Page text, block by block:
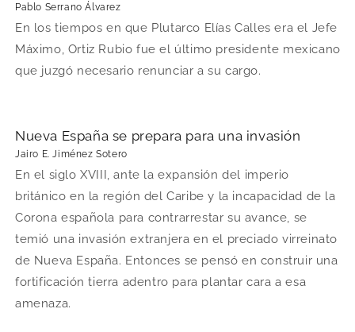
Pablo Serrano Álvarez
En los tiempos en que Plutarco Elías Calles era el Jefe
Máximo, Ortiz Rubio fue el último presidente mexicano
que juzgó necesario renunciar a su cargo.
Nueva España se prepara para una invasión
Jairo E. Jiménez Sotero
En el siglo XVIII, ante la expansión del imperio
británico en la región del Caribe y la incapacidad de la
Corona española para contrarrestar su avance, se
temió una invasión extranjera en el preciado virreinato
de Nueva España. Entonces se pensó en construir una
fortificación tierra adentro para plantar cara a esa
amenaza.